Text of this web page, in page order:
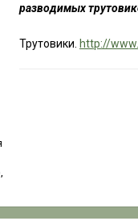
разводимых
Трутовики. http://